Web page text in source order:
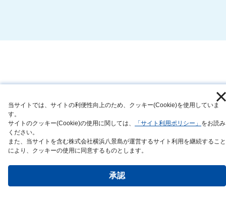
当サイトでは、サイトの利便性向上のため、クッキー(Cookie)を使用していま
す。
サイトのクッキー(Cookie)の使用に関しては、
「サイト利用ポリシー」 をお読み
ください。
また、当サイトを含む株式会社横浜八景島が運営するサイト利用を継続すること
により、クッキーの使用に同意するものとします。
承認